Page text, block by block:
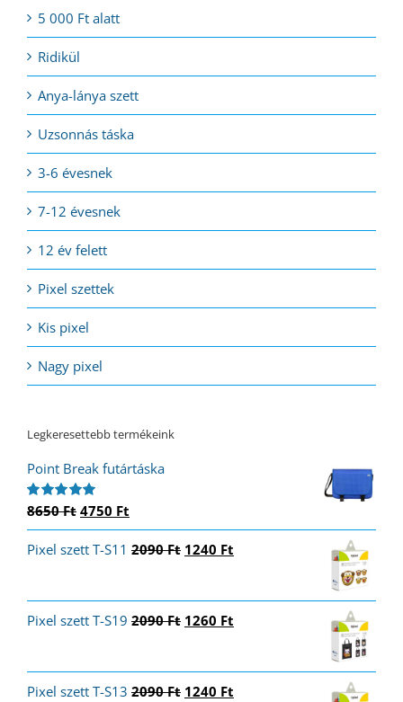
5 000 Ft alatt
Ridikül
Anya-lánya szett
Uzsonnás táska
3-6 évesnek
7-12 évesnek
12 év felett
Pixel szettek
Kis pixel
Nagy pixel
Legkeresettebb termékeink
Point Break futártáska
Értékelés:
8650Ft Original
price
was:
4750 Ft
price
is:
Pixel szett T-S11 2090Ft Original
1240 Ft
Pixel szett T-S19 2090Ft Original
1260 Ft
Pixel szett T-S13 2090Ft Original
1240 Ft